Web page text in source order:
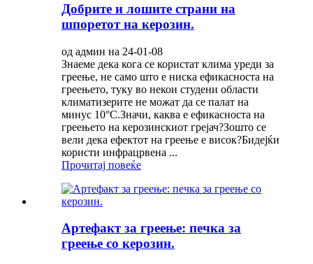
Добрите и лошите страни на
шпоретот на керозин.
од админ на 24-01-08
Знаеме дека кога се користат клима уреди за
греење, не само што е ниска ефикасноста на
греењето, туку во некои студени области
климатизерите не можат да се палат на
минус 10°C.Значи, каква е ефикасноста на
греењето на керозинскиот грејач?Зошто се
вели дека ефектот на греење е висок?Бидејќи
користи инфрацрвена ...
Прочитај повеќе
Артефакт за греење: печка за
греење со керозин.